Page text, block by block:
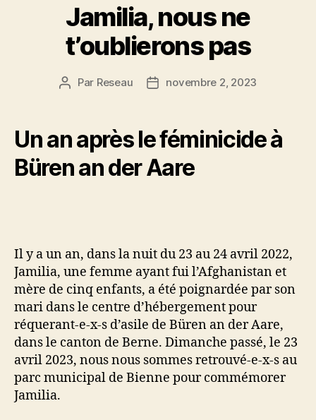
Jamilia, nous ne
t’oublierons pas
Auteur
Par Reseau
Datenovembre 2, 2023
Un an après le féminicide à
Büren an der Aare
Il y a un an, dans la nuit du 23 au 24 avril 2022,
Jamilia, une femme ayant fui l’Afghanistan et
mère de cinq enfants, a été poignardée par son
mari dans le centre d’hébergement pour
réquerant-e-x-s d’asile de Büren an der Aare,
dans le canton de Berne. Dimanche passé, le 23
avril 2023, nous nous sommes retrouvé-e-x-s au
parc municipal de Bienne pour commémorer
Jamilia.